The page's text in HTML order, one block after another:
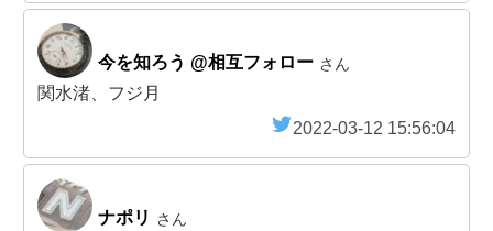
今を知ろう @相互フォロー さん
関水渚、フジ月
2022-03-12 15:56:04
ナポリ さん